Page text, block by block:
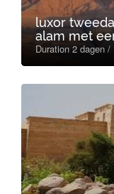
luxor
alam met
Duration 2 dagen